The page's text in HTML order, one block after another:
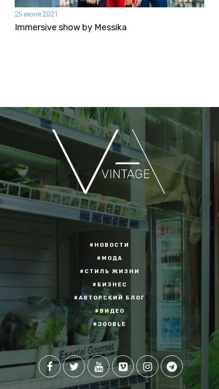
25 июня 2021
Immersive show by Messika
#НОВОСТИ
#МОДА
#СТИЛЬ ЖИЗНИ
#БИЗНЕС
#АВТОРСКИЙ БЛОГ
#ВИДЕО
#JOOBLE